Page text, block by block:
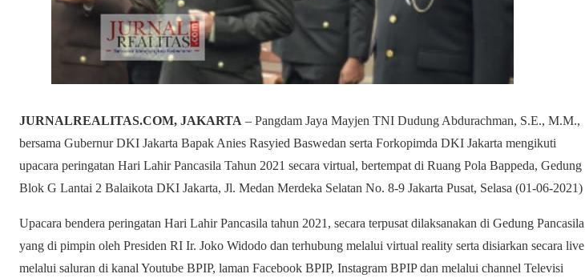
JURNALREALITAS.COM, JAKARTA – Pangdam Jaya Mayjen TNI Dudung Abdurachman, S.E., M.M.,
bersama Gubernur DKI Jakarta Bapak Anies Rasyied Baswedan serta Forkopimda DKI Jakarta mengikuti
upacara peringatan Hari Lahir Pancasila Tahun 2021 secara virtual, bertempat di Ruang Pola Bappeda, Gedung
Blok G Lantai 2 Balaikota DKI Jakarta, Jl. Medan Merdeka Selatan No. 8-9 Jakarta Pusat, Selasa (01-06-2021)
Upacara bendera peringatan Hari Lahir Pancasila tahun 2021, secara terpusat dilaksanakan di Gedung Pancasila
yang di pimpin oleh Presiden RI Ir. Joko Widodo dan terhubung melalui virtual reality serta disiarkan secara live
melalui saluran di kanal Youtube BPIP, laman Facebook BPIP, Instagram BPIP dan melalui channel Televisi